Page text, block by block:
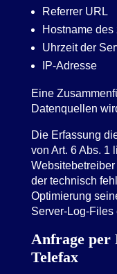
Referrer URL
Hostname
Uhrzeit der
IP-Adresse
Eine
Datenquellen
Die Erfassung
von Art. 6 Abs. 1
der technisch
Optimierung
Server-Log-Files
Anfrage per
Telefax